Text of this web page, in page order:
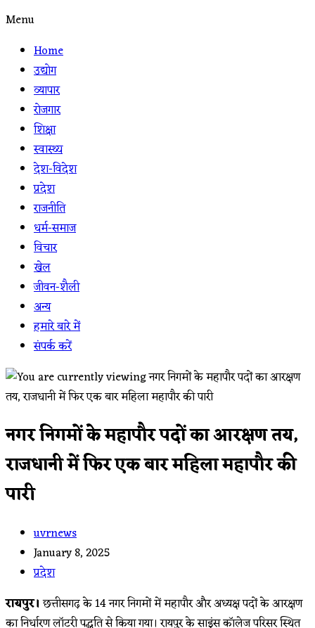
Menu
Home
उद्योग
व्यापार
रोजगार
शिक्षा
स्वास्थ्य
देश-विदेश
प्रदेश
राजनीति
धर्म-समाज
विचार
खेल
जीवन-शैली
अन्य
हमारे बारे में
संपर्क करें
नगर निगमों के महापौर पदों का आरक्षण तय,
राजधानी में फिर एक बार महिला महापौर की
पारी
Post
author:
uvrnews
Post
published:
January 8, 2025
Post
category:
प्रदेश
रायपुर।छत्तीसगढ़ के 14 नगर निगमों में महापौर और अध्यक्ष पदों के आरक्षण
का निर्धारण लॉटरी पद्धति से किया गया। रायपुर के साइंस कॉलेज परिसर स्थित